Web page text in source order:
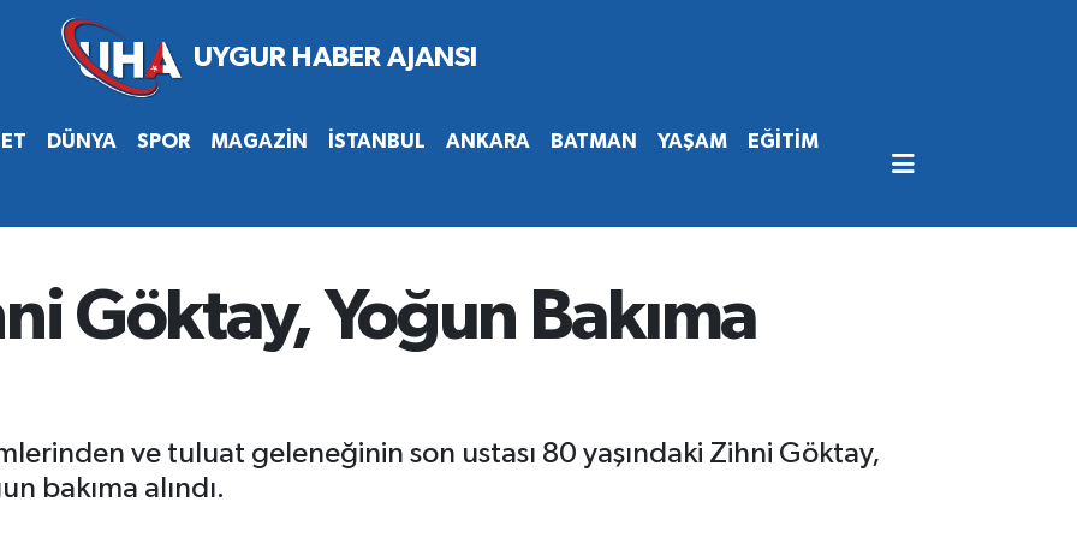
DÜNYA SPOR MAGAZİN İSTANBUL ANKARA BATMAN YAŞAM EĞİTİM
Göktay, Yoğun Bakıma
ve tuluat geleneğinin son ustası 80 yaşındaki Zihni Göktay,
bakıma alındı.